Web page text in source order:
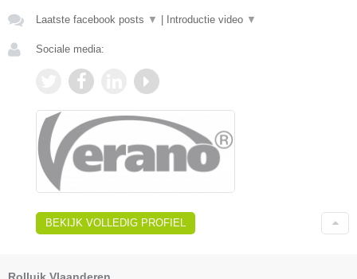
Laatste facebook posts ▼ Introductie video ▼
Sociale media:
BEKIJK VOLLEDIG PROFIEL